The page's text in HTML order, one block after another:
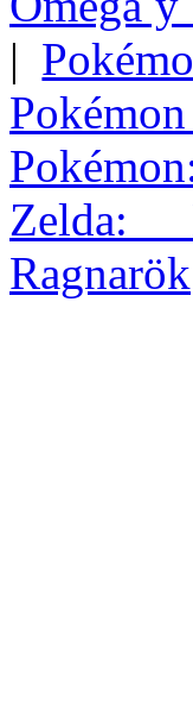
|
Zelda:
Ragnarök